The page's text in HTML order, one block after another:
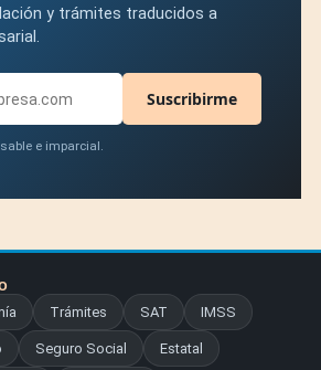
y trámites traducidos a
Suscribirme
e imparcial.
Trámites SAT IMSS
Seguro Social Estatal